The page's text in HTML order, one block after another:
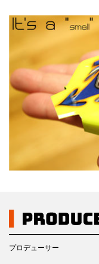
プロデューサー